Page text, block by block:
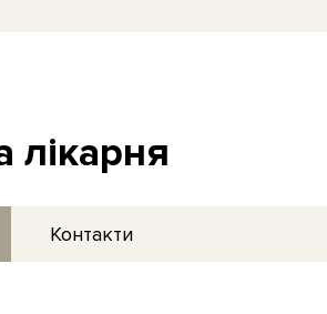
лікарня
Контакти